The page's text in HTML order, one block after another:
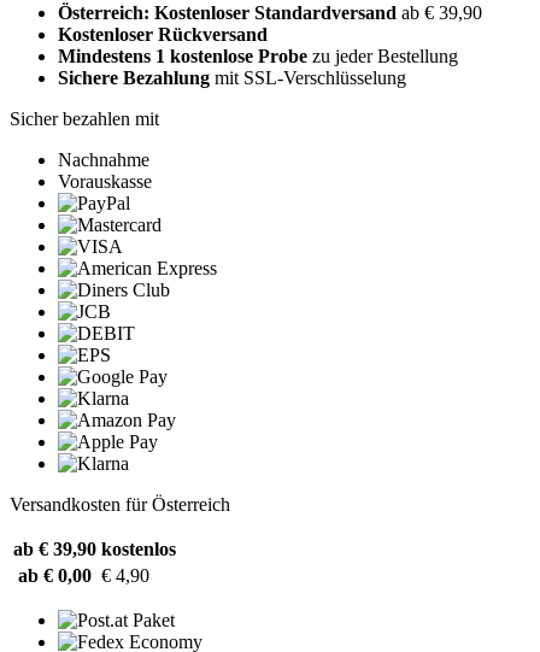
Österreich: Kostenloser Standardversand ab € 39,90
Kostenloser Rückversand
Mindestens 1 kostenlose Probe zu jeder Bestellung
Sichere Bezahlung mit SSL-Verschlüsselung
Sicher bezahlen mit
Nachnahme
Vorauskasse
Versandkosten für Österreich
ab € 39,90 kostenlos
ab € 0,00 € 4,90